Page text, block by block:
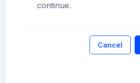
continue.
Cancel